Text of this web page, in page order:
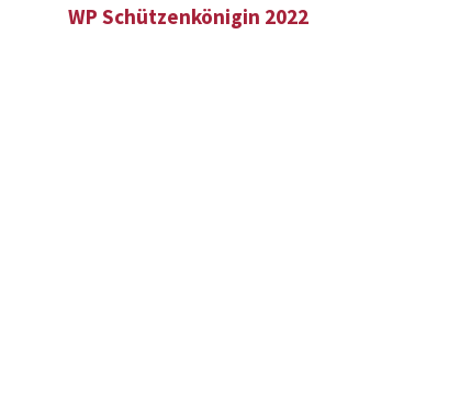
WP Schützenkönigin 2022